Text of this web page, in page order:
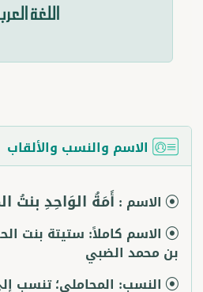
اللغة
الاسم والنسب والألقاب
الاسم : أَمَةُ الوَاحِدِ بنتُ
الاسم كاملاً: ستيتة بنت
بن محمد الضبي
النسب: المحاملي؛ تنسب